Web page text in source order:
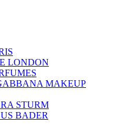
LONDON
MAKEUP
STURM
BADER